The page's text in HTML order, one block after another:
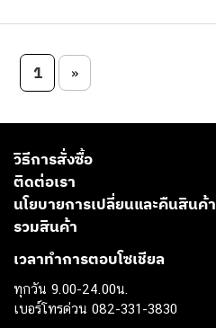
Post navigation
1 »
วิธีการสั่งซื้อ
ติดต่อเรา
นโยบายการเปลี่ยนและคืนสินค้า
รวมสินค้า
เวลาทำการตอบโซเชียล
ทุกวัน 9.00-24.00น.
เบอร์โทรด่วน 082-331-3830